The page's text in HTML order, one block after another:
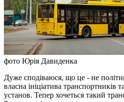
фото Юрія Давиденка
Дуже сподіваюся, що це - не
власна ініціатива транспортників
установ. Тепер хочеться такий